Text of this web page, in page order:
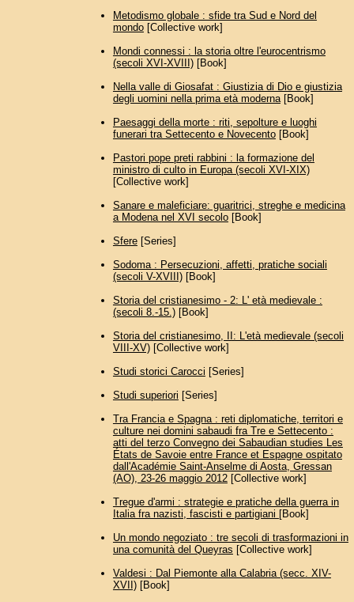
Metodismo globale : sfide tra Sud e Nord del
mondo[Collective work]
Mondi connessi : la storia oltre l'eurocentrismo
(secoli XVI-XVIII)[Book]
Nella valle di Giosafat : Giustizia di Dio e giustizia
degli uomini nella prima età moderna[Book]
Paesaggi della morte : riti, sepolture e luoghi
funerari tra Settecento e Novecento[Book]
Pastori pope preti rabbini : la formazione del
ministro di culto in Europa (secoli XVI-XIX)
[Collective work]
Sanare e maleficiare: guaritrici, streghe e medicina
a Modena nel XVI secolo[Book]
Sfere[Series]
Sodoma : Persecuzioni, affetti, pratiche sociali
(secoli V-XVIII)[Book]
Storia del cristianesimo - 2: L' età medievale :
(secoli 8.-15.)[Book]
Storia del cristianesimo, II: L'età medievale (secoli
VIII-XV)[Collective work]
Studi storici Carocci [Series]
Studi superiori [Series]
Tra Francia e Spagna : reti diplomatiche, territori e
culture nei domini sabaudi fra Tre e Settecento :
atti del terzo Convegno dei Sabaudian studies Les
États de Savoie entre France et Espagne ospitato
dall'Académie Saint-Anselme di Aosta, Gressan
(AO), 23-26 maggio 2012[Collective work]
Tregue d'armi : strategie e pratiche della guerra in
Italia fra nazisti, fascisti e partigiani [Book]
Un mondo negoziato : tre secoli di trasformazioni in
una comunità del Queyras [Collective work]
Valdesi : Dal Piemonte alla Calabria (secc. XIV-
XVII)[Book]